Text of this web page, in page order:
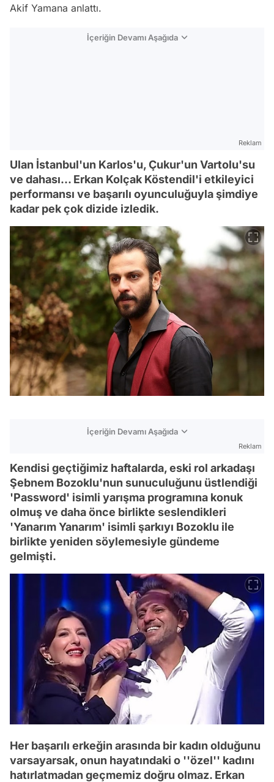
Akif Yamana anlattı.
İçeriğin Devamı Aşağıda
Reklam
Ulan İstanbul'un Karlos'u, Çukur'un Vartolu'su
ve dahası... Erkan Kolçak Köstendil'i etkileyici
performansı ve başarılı oyunculuğuyla şimdiye
kadar pek çok dizide izledik.
İçeriğin Devamı Aşağıda
Reklam
Kendisi geçtiğimiz haftalarda, eski rol arkadaşı
Şebnem Bozoklu'nun sunuculuğunu üstlendiği
'Password' isimli yarışma programına konuk
olmuş ve daha önce birlikte seslendikleri
'Yanarım Yanarım' isimli şarkıyı Bozoklu ile
birlikte yeniden söylemesiyle gündeme
gelmişti.
Her başarılı erkeğin arasında bir kadın olduğunu
varsayarsak, onun hayatındaki o ''özel'' kadını
hatırlatmadan geçmemiz doğru olmaz. Erkan